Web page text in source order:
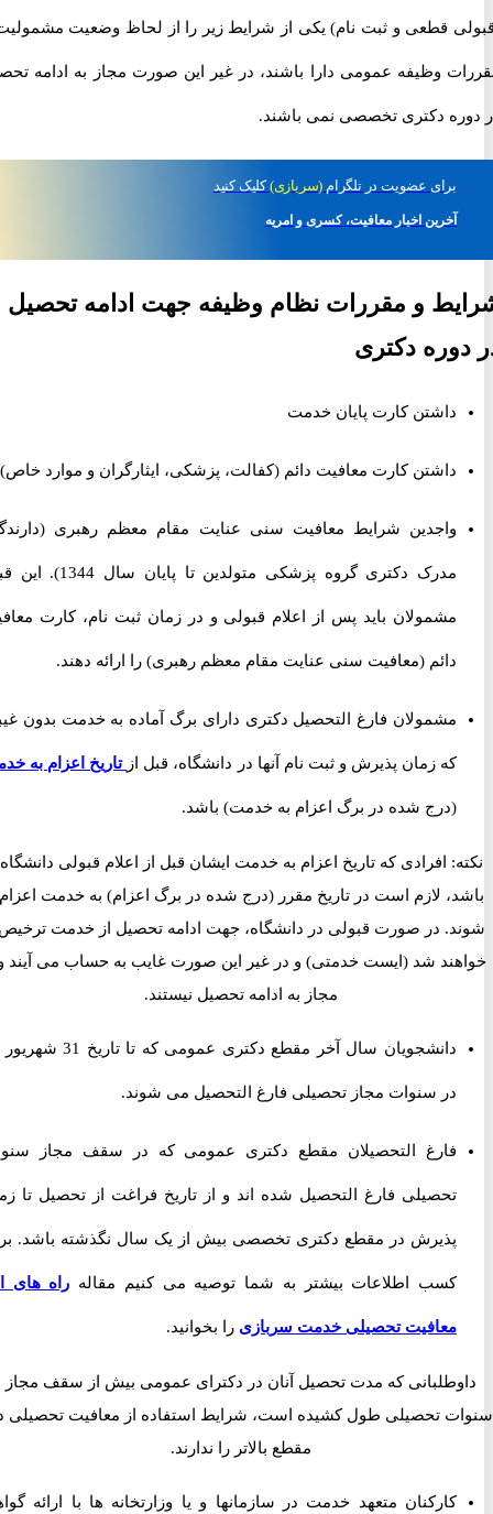
قطعی و ثبت نام) یکی از شرایط زیر را از لحاظ وضعیت مشمولیت و
وظیفه عمومی دارا باشند، در غیر این صورت مجاز به ادامه تحصیل
دکتری تخصصی نمی باشند.
عضویت در تلگرام(سربازی) کلیک کنید
آخرین اخبار معافیت، کسری و امریه
و مقررات نظام وظیفه جهت ادامه تحصیل
دکتری
داشتن کارت پایان خدمت
داشتن کارت معافیت دائم (کفالت، پزشکی، ایثارگران و موارد خاص).
واجدین شرایط معافیت سنی عنایت مقام معظم رهبری (دارندگان
مدرک دکتری گروه پزشکی متولدین تا پایان سال 1344). این قبیل
مشمولان باید پس از اعلام قبولی و در زمان ثبت نام، کارت معافیت
دائم (معافیت سنی عنایت مقام معظم رهبری) را ارائه دهند.
مشمولان فارغ التحصیل دکتری دارای برگ آماده به خدمت بدون غیبت
که زمان پذیرش و ثبت نام آنها در دانشگاه، قبل ازتاریخ اعزام به خدمت
(درج شده در برگ اعزام به خدمت) باشد.
افرادی که تاریخ اعزام به خدمت ایشان قبل از اعلام قبولی دانشگاه
لازم است در تاریخ مقرر (درج شده در برگ اعزام) به خدمت اعزام
در صورت قبولی در دانشگاه، جهت ادامه تحصیل از خدمت ترخیص
شد (ایست خدمتی) و در غیر این صورت غایب به حساب می آیند و
مجاز به ادامه تحصیل نیستند.
دانشجویان سال آخر مقطع دکتری عمومی که تا تاریخ 31 شهریور 97
در سنوات مجاز تحصیلی فارغ التحصیل می شوند.
فارغ التحصیلان مقطع دکتری عمومی که در سقف مجاز سنوات
تحصیلی فارغ التحصیل شده اند و از تاریخ فراغت از تحصیل تا زمان
پذیرش در مقطع دکتری تخصصی بیش از یک سال نگذشته باشد. برای
کسب اطلاعات بیشتر به شما توصیه می کنیم مقالهراه های اخذ
معافیت تحصیلی خدمت سربازیرا بخوانید.
که مدت تحصیل آنان در دکترای عمومی بیش از سقف مجاز
تحصیلی طول کشیده است، شرایط استفاده از معافیت تحصیلی در
مقطع بالاتر را ندارند.
کارکنان متعهد خدمت در سازمانها و یا وزارتخانه ها با ارائه گواهی